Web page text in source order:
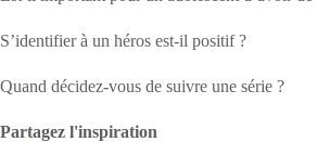
S’identifier à un héros est-il positif ?
Quand décidez-vous de suivre une série ?
Partagez l'inspiration